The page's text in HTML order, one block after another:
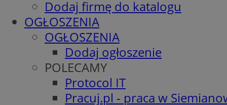
Dodaj firmę do katalogu
OGŁOSZENIA
OGŁOSZENIA
Dodaj ogłoszenie
POLECAMY
Protocol IT
Pracuj.pl - praca w